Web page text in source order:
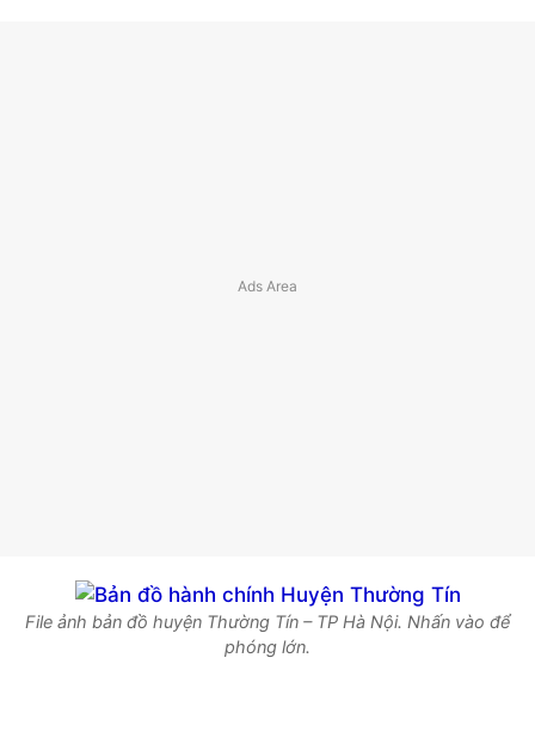
File ảnh bản đồ huyện Thường Tín – TP Hà Nội. Nhấn vào để
phóng lớn.